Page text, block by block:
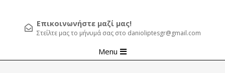
Επικοινωνήστε μαζί μας!
Στείλτε μας το μήνυμά σας στο danioliptesgr@gmail.com
Navigation
Menu